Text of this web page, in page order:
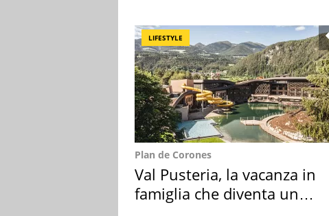
LIFESTYLE
Plan de Corones
Val Pusteria, la vacanza in
famiglia che diventa un